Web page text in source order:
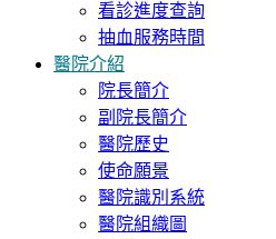
看診進度查詢
抽血服務時間
醫院介紹
院長簡介
副院長簡介
醫院歷史
使命願景
醫院識別系統
醫院組織圖